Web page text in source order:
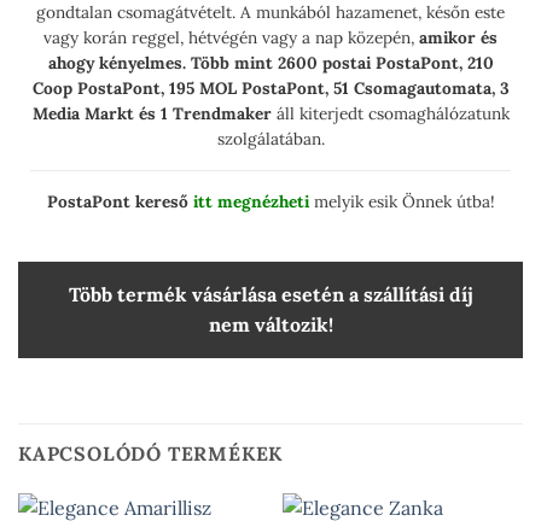
gondtalan csomagátvételt. A munkából hazamenet, későn este
vagy korán reggel, hétvégén vagy a nap közepén, amikor és
ahogy kényelmes. Több mint 2600 postai PostaPont, 210
Coop PostaPont, 195 MOL PostaPont, 51 Csomagautomata, 3
Media Markt és 1 Trendmakeráll kiterjedt csomaghálózatunk
szolgálatában.
PostaPont kereső itt megnézhetimelyik esik Önnek útba!
Több termék vásárlása esetén a szállítási díj
nem változik!
KAPCSOLÓDÓ TERMÉKEK